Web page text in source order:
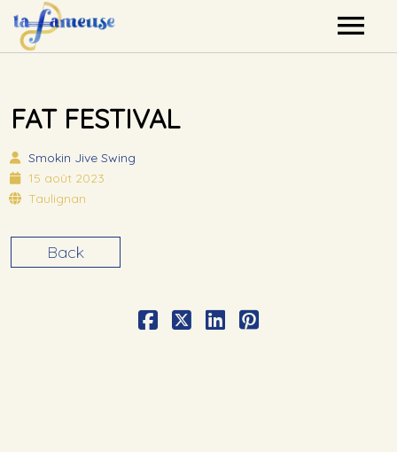
Agenda
FAT FESTIVAL
Smokin Jive Swing
15 août 2023
Taulignan
Back